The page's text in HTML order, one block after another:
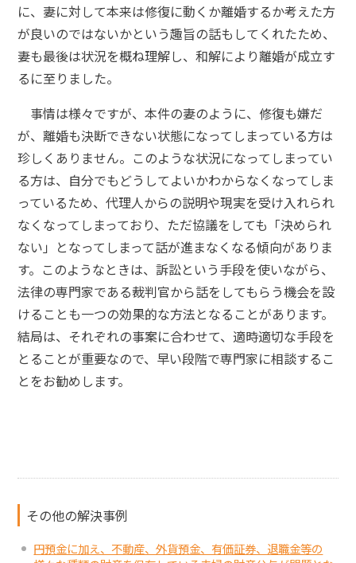
に、妻に対して本来は修復に動くか離婚するか考えた方
が良いのではないかという趣旨の話もしてくれたため、
妻も最後は状況を概ね理解し、和解により離婚が成立す
るに至りました。
事情は様々ですが、本件の妻のように、修復も嫌だ
が、離婚も決断できない状態になってしまっている方は
珍しくありません。このような状況になってしまってい
る方は、自分でもどうしてよいかわからなくなってしま
っているため、代理人からの説明や現実を受け入れられ
なくなってしまっており、ただ協議をしても「決められ
ない」となってしまって話が進まなくなる傾向がありま
す。このようなときは、訴訟という手段を使いながら、
法律の専門家である裁判官から話をしてもらう機会を設
けることも一つの効果的な方法となることがあります。
結局は、それぞれの事案に合わせて、適時適切な手段を
とることが重要なので、早い段階で専門家に相談するこ
とをお勧めします。
その他の解決事例
円預金に加え、不動産、外貨預金、有価証券、退職金等の